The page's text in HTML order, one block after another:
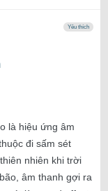
Yêu thích
là hiệu ứng âm
đi sấm sét
nhiên khi trời
âm thanh gợi ra